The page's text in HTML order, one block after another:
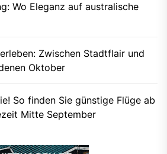
Wo Eleganz auf australische
Zwischen Stadtflair und
Oktober
So finden Sie günstige Flüge ab
Mitte September